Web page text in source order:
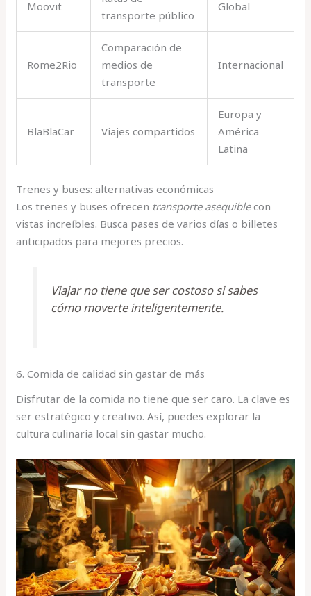
Moovit
transporte público
Global
Rome2Rio
Comparación de
medios de
transporte
Internacional
BlaBlaCar Viajes compartidos
Europa y
América
Latina
Trenes y buses: alternativas económicas
Los trenes y buses ofrecen transporte asequiblecon
vistas increíbles. Busca pases de varios días o billetes
anticipados para mejores precios.
Viajar no tiene que ser costoso si sabes
cómo moverte inteligentemente.
6. Comida de calidad sin gastar de más
Disfrutar de la comida no tiene que ser caro. La clave es
ser estratégico y creativo. Así, puedes explorar la
cultura culinaria local sin gastar mucho.